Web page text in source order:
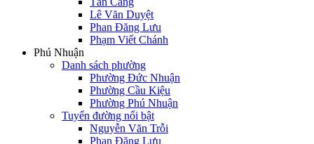
Lê Văn Duyệt
Phan Đăng Lưu
Phạm Viết Chánh
Phú Nhuận
Danh sách phường
Phường Đức Nhuận
Phường Cầu Kiệu
Phường Phú Nhuận
Tuyến đường nổi bật
Nguyễn Văn Trỗi
Phan Đăng Lưu